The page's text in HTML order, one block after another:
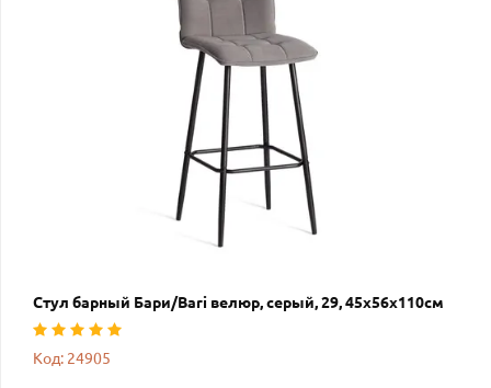
Стул барный Бари/Bari велюр, серый, 29, 45х56х110см
Код: 24905